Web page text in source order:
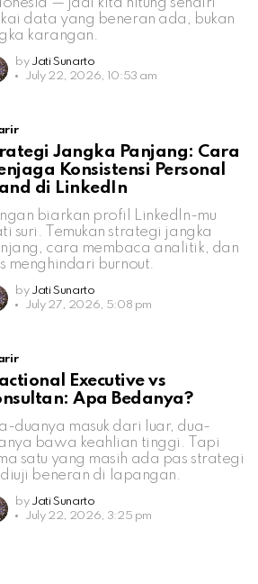
data yang beneran ada, bukan
karangan.
by Jati Sunarto
July 22, 2026, 10:53 am
Jangka Panjang: Cara
Konsistensi Personal
di LinkedIn
biarkan profil LinkedIn-mu
suri. Temukan strategi jangka
cara membaca analitik, dan
menghindari burnout.
by Jati Sunarto
July 27, 2026, 5:08 pm
Executive vs
Apa Bedanya?
duanya masuk dari luar, dua-
bawa keahlian tinggi. Tapi
satu yang masih ada pas strategi
beneran di lapangan.
by Jati Sunarto
July 22, 2026, 3:25 pm